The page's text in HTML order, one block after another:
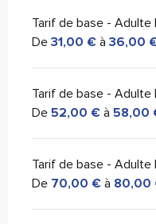
Tarif de base - Adulte
De 31,00 € à 36,00
Tarif de base - Adulte
De 52,00 € à 58,00
Tarif de base - Adulte
De 70,00 € à 80,00